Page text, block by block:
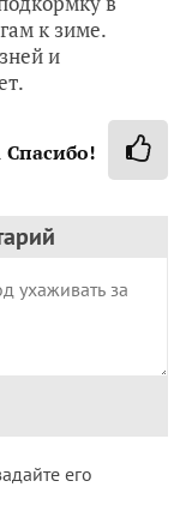
к зиме.
и
Спасибо!
его